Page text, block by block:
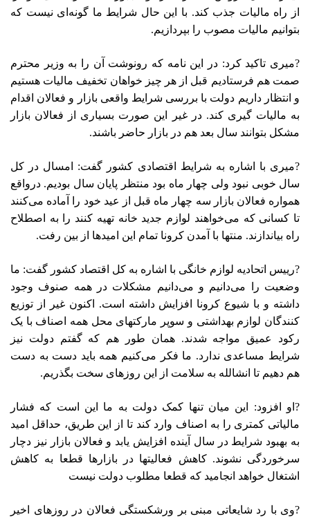
از راه مالیات جذب کند. با این حال شرایط ما گونه‌ای نیست که
بتوانیم مالیات مصوب را بپردازیم.
?میری تاکید کرد: در این نامه که رونوشت آن را به وزیر محترم
صمت هم فرستادیم قبل از هر چیز خواهان تخفیف مالیات هستیم
و انتظار داریم دولت با بررسی شرایط واقعی بازار و فعالان اقدام
به مالیات گیری کند. در غیر این صورت بسیاری از فعالان بازار
مشکل بتوانند سال بعد هم در بازار حاضر باشند.
?میری با اشاره به شرایط اقتصادی کشور گفت: امسال در کل
سال خوبی نبود ولی چهار ماه بود منتظر پایان سال بودیم. درواقع
همواره فعالان بازار سه چهار ماه قبل از عید خود را آماده می‌کنند
تا کسانی که می‌خواهند لوازم جدید خانه تهیه کنند را به اصطلاح
راه بیاندازند. منتها با آمدن کرونا تمام این امیدها از بین رفت.
?رییس اتحادیه لوازم خانگی با اشاره به کل اقتصاد کشور گفت: ما
وضعیت را می‌دانیم و می‌دانیم مشکلات در همه صنوف وجود
داشته و با شیوع کرونا افزایش داشته است. اکنون غیر از توزیع
کنندگان لوازم بهداشتی و سوپر مارکتهای محل همه اصناف با یک
رکود عمیق مواجه شدند. همان طور هم که گفتم دولت نیز
شرایط مساعدی ندارد. ما فکر می‌کنیم همه باید دست به دست
هم دهیم تا انشالله به سلامت از این روزهای سخت بگذریم.
?او افزود: این میان تنها کمک دولت به ما این است که فشار
مالیاتی کمتری را به اصناف وارد کند تا از این طریق، حداقل امید
به بهبود شرایط در سال آینده افزایش یابد و فعالان بازار نیز دچار
سرخوردگی نشوند. کاهش فعالیتها در بازارها قطعا به کاهش
اشتغال خواهد انجامید که قطعا مطلوب دولت نیست
?وی با رد شایعاتی مبنی بر ورشکستگی فعالان در روزهای اخیر